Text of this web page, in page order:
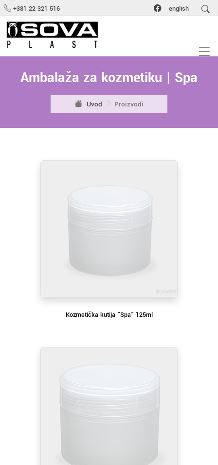
+381 22 321 516 english
Ambalaža za kozmetiku | Spa
Uvod Proizvodi
Kozmetička kutija "Spa" 125ml